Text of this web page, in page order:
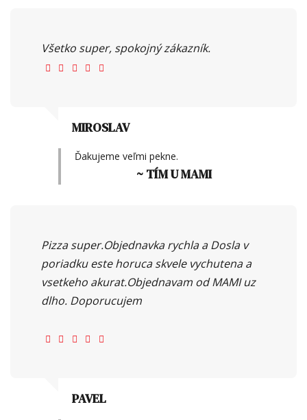
Všetko super, spokojný zákazník.
MIROSLAV
Ďakujeme veľmi pekne.
~ TÍM U MAMI
Pizza super.Objednavka rychla a Dosla v
poriadku este horuca skvele vychutena a
vsetkeho akurat.Objednavam od MAMI uz
dlho. Doporucujem
PAVEL